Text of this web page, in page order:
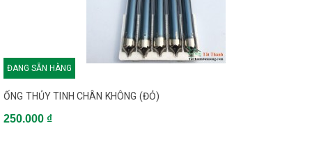
ĐANG SẴN HÀNG
ỐNG THỦY TINH CHÂN KHÔNG (ĐỎ)
250.000 ₫